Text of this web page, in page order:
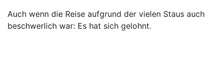
Auch wenn die Reise aufgrund der vielen Staus auch
beschwerlich war: Es hat sich gelohnt.